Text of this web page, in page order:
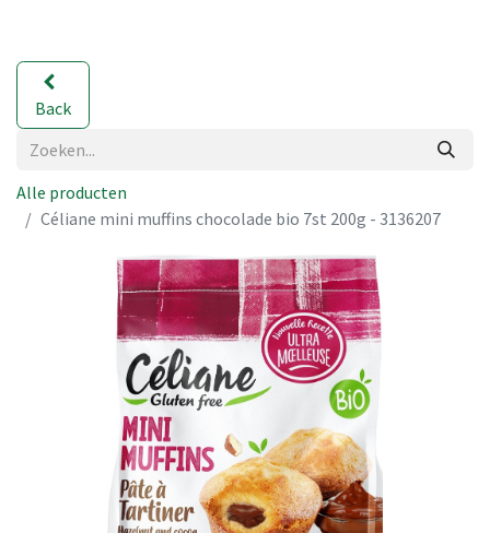
Back
Alle producten
Céliane mini muffins chocolade bio 7st 200g - 3136207